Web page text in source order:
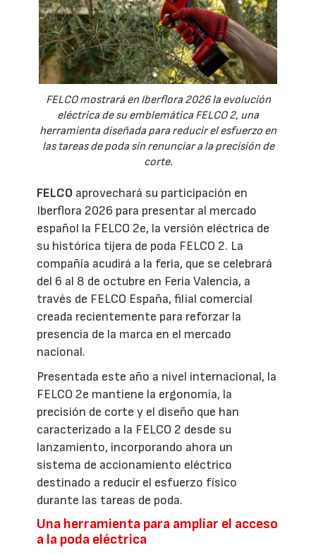
FELCO mostrará en Iberflora 2026 la evolución
eléctrica de su emblemática FELCO 2, una
herramienta diseñada para reducir el esfuerzo en
las tareas de poda sin renunciar a la precisión de
corte.
FELCO aprovechará su participación en
Iberflora 2026 para presentar al mercado
español la FELCO 2e, la versión eléctrica de
su histórica tijera de poda FELCO 2. La
compañía acudirá a la feria, que se celebrará
del 6 al 8 de octubre en Feria Valencia, a
través de FELCO España, filial comercial
creada recientemente para reforzar la
presencia de la marca en el mercado
nacional.
Presentada este año a nivel internacional, la
FELCO 2e mantiene la ergonomía, la
precisión de corte y el diseño que han
caracterizado a la FELCO 2 desde su
lanzamiento, incorporando ahora un
sistema de accionamiento eléctrico
destinado a reducir el esfuerzo físico
durante las tareas de poda.
Una herramienta para ampliar el acceso
a la poda eléctrica